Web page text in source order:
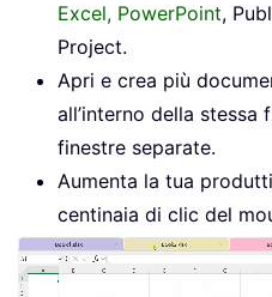
Excel, PowerPoint,
Project.
Apri e crea più
all’interno della stessa
finestre separate.
Aumenta la tua
centinaia di clic del